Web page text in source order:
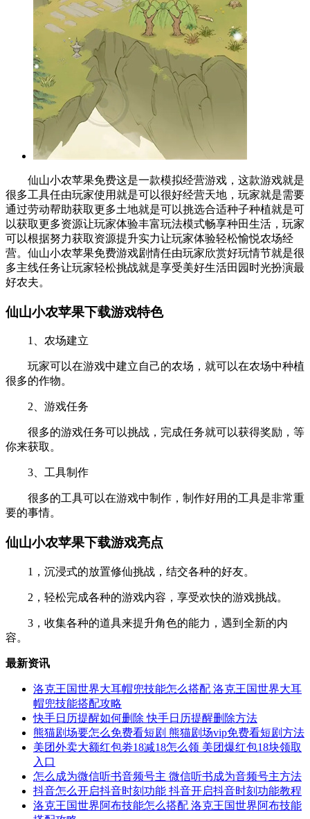
仙山小农苹果免费这是一款模拟经营游戏，这款游戏就是
很多工具任由玩家使用就是可以很好经营天地，玩家就是需要
通过劳动帮助获取更多土地就是可以挑选合适种子种植就是可
以获取更多资源让玩家体验丰富玩法模式畅享种田生活，玩家
可以根据努力获取资源提升实力让玩家体验轻松愉悦农场经
营。仙山小农苹果免费游戏剧情任由玩家欣赏好玩情节就是很
多主线任务让玩家轻松挑战就是享受美好生活田园时光扮演最
好农夫。
仙山小农苹果下载游戏特色
1、农场建立
玩家可以在游戏中建立自己的农场，就可以在农场中种植
很多的作物。
2、游戏任务
很多的游戏任务可以挑战，完成任务就可以获得奖励，等
你来获取。
3、工具制作
很多的工具可以在游戏中制作，制作好用的工具是非常重
要的事情。
仙山小农苹果下载游戏亮点
1，沉浸式的放置修仙挑战，结交各种的好友。
2，轻松完成各种的游戏内容，享受欢快的游戏挑战。
3，收集各种的道具来提升角色的能力，遇到全新的内
容。
最新资讯
洛克王国世界大耳帽兜技能怎么搭配 洛克王国世界大耳
帽兜技能搭配攻略
快手日历提醒如何删除 快手日历提醒删除方法
熊猫剧场要怎么免费看短剧 熊猫剧场vip免费看短剧方法
美团外卖大额红包劵18减18怎么领 美团爆红包18块领取
入口
怎么成为微信听书音频号主 微信听书成为音频号主方法
抖音怎么开启抖音时刻功能 抖音开启抖音时刻功能教程
洛克王国世界阿布技能怎么搭配 洛克王国世界阿布技能